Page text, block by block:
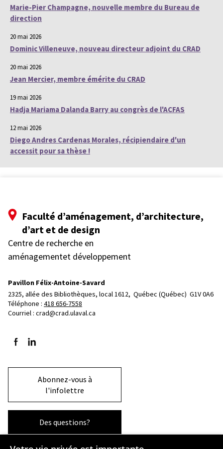
Marie-Pier Champagne, nouvelle membre du Bureau de
direction
20 mai 2026
Dominic Villeneuve, nouveau directeur adjoint du CRAD
20 mai 2026
Jean Mercier, membre émérite du CRAD
19 mai 2026
Hadja Mariama Dalanda Barry au congrès de l'ACFAS
12 mai 2026
Diego Andres Cardenas Morales, récipiendaire d'un
accessit pour sa thèse !
Faculté d’aménagement, d’architecture,
d’art et de design
Centre de recherche en
aménagementet développement
Pavillon Félix-Antoine-Savard
2325, allée des Bibliothèques, local 1612, Québec (Québec)  G1V 0A6
Téléphone : 418 656-7558
Courriel : crad@crad.ulaval.ca
Suivez-nous sur Facebook
Suivez-nous sur LinkedIn
Abonnez-vous à
l'infolettre
Des questions?